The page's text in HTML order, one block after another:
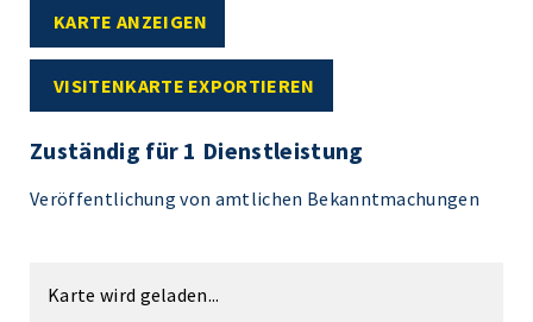
KARTE ANZEIGEN
VISITENKARTE EXPORTIEREN
Zuständig für 1 Dienstleistung
Veröffentlichung von amtlichen Bekanntmachungen
Karte wird geladen...